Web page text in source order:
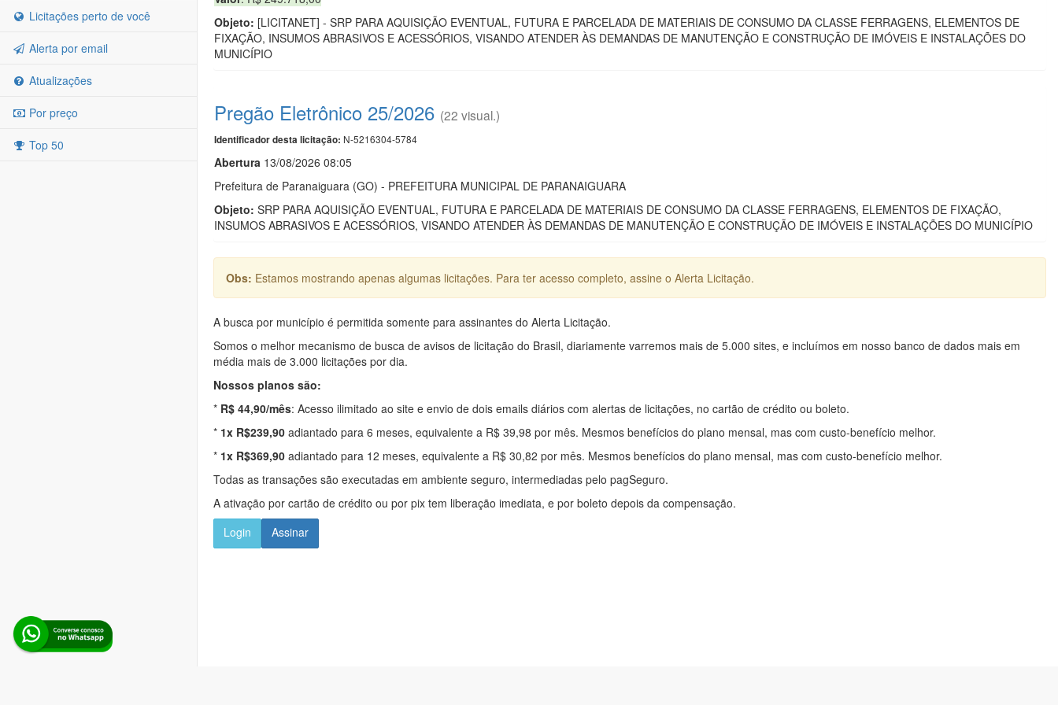
Licitações perto de você
Alerta por email
Atualizações
Por preço
Top 50
Objeto: [LICITANET] - SRP PARA AQUISIÇÃO EVENTUAL, FUTURA E PARCELADA DE MATERIAIS DE CONSUMO DA CLASSE FERRAGENS, ELEMENTOS DE
FIXAÇÃO, INSUMOS ABRASIVOS E ACESSÓRIOS, VISANDO ATENDER ÀS DEMANDAS DE MANUTENÇÃO E CONSTRUÇÃO DE IMÓVEIS E INSTALAÇÕES DO
MUNICÍPIO
Pregão Eletrônico 25/2026 (22 visual.)
Identificador desta licitação: N-5216304-5784
Abertura 13/08/2026 08:05
Prefeitura de Paranaiguara (GO) - PREFEITURA MUNICIPAL DE PARANAIGUARA
Objeto: SRP PARA AQUISIÇÃO EVENTUAL, FUTURA E PARCELADA DE MATERIAIS DE CONSUMO DA CLASSE FERRAGENS, ELEMENTOS DE FIXAÇÃO,
INSUMOS ABRASIVOS E ACESSÓRIOS, VISANDO ATENDER ÀS DEMANDAS DE MANUTENÇÃO E CONSTRUÇÃO DE IMÓVEIS E INSTALAÇÕES DO MUNICÍPIO
Obs: Estamos mostrando apenas algumas licitações. Para ter acesso completo, assine o Alerta Licitação.
A busca por município é permitida somente para assinantes do Alerta Licitação.
Somos o melhor mecanismo de busca de avisos de licitação do Brasil, diariamente varremos mais de 5.000 sites, e incluímos em nosso banco de dados mais em
média mais de 3.000 licitações por dia.
Nossos planos são:
* R$ 44,90/mês: Acesso ilimitado ao site e envio de dois emails diários com alertas de licitações, no cartão de crédito ou boleto.
* 1x R$239,90 adiantado para 6 meses, equivalente a R$ 39,98 por mês. Mesmos benefícios do plano mensal, mas com custo-benefício melhor.
* 1x R$369,90 adiantado para 12 meses, equivalente a R$ 30,82 por mês. Mesmos benefícios do plano mensal, mas com custo-benefício melhor.
Todas as transações são executadas em ambiente seguro, intermediadas pelo pagSeguro.
A ativação por cartão de crédito ou por pix tem liberação imediata, e por boleto depois da compensação.
Login
Assinar